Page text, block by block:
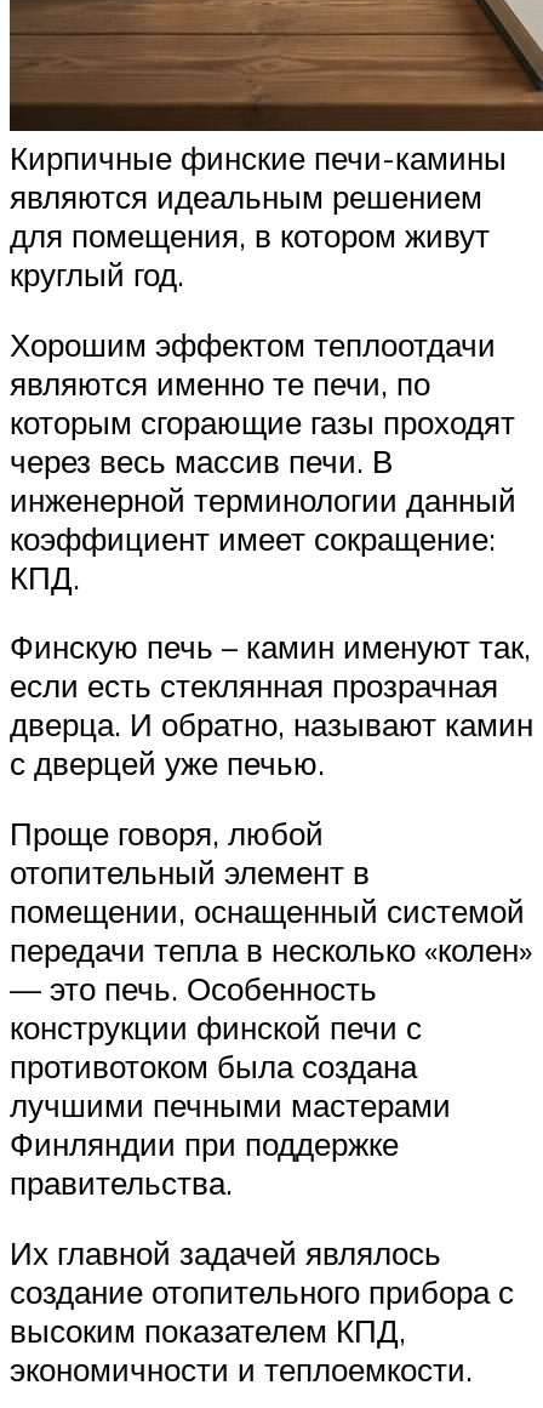
Кирпичные финские печи-камины
являются идеальным решением
для помещения, в котором живут
круглый год.
Хорошим эффектом теплоотдачи
являются именно те печи, по
которым сгорающие газы проходят
через весь массив печи. В
инженерной терминологии данный
коэффициент имеет сокращение:
КПД.
Финскую печь – камин именуют так,
если есть стеклянная прозрачная
дверца. И обратно, называют камин
с дверцей уже печью.
Проще говоря, любой
отопительный элемент в
помещении, оснащенный системой
передачи тепла в несколько «колен»
— это печь. Особенность
конструкции финской печи с
противотоком была создана
лучшими печными мастерами
Финляндии при поддержке
правительства.
Их главной задачей являлось
создание отопительного прибора с
высоким показателем КПД,
экономичности и теплоемкости.